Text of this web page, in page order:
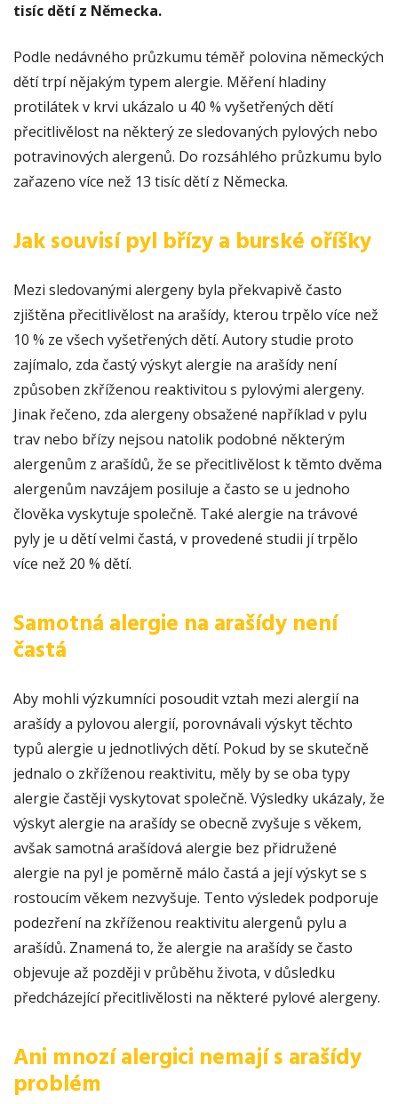
tisíc dětí z Německa.
Podle nedávného průzkumu téměř polovina německých
dětí trpí nějakým typem alergie. Měření hladiny
protilátek v krvi ukázalo u 40 % vyšetřených dětí
přecitlivělost na některý ze sledovaných pylových nebo
potravinových alergenů. Do rozsáhlého průzkumu bylo
zařazeno více než 13 tisíc dětí z Německa.
Jak souvisí pyl břízy a burské oříšky
Mezi sledovanými alergeny byla překvapivě často
zjištěna přecitlivělost na arašídy, kterou trpělo více než
10 % ze všech vyšetřených dětí. Autory studie proto
zajímalo, zda častý výskyt alergie na arašídy není
způsoben zkříženou reaktivitou s pylovými alergeny.
Jinak řečeno, zda alergeny obsažené například v pylu
trav nebo břízy nejsou natolik podobné některým
alergenům z arašídů, že se přecitlivělost k těmto dvěma
alergenům navzájem posiluje a často se u jednoho
člověka vyskytuje společně. Také alergie na trávové
pyly je u dětí velmi častá, v provedené studii jí trpělo
více než 20 % dětí.
Samotná alergie na arašídy není
častá
Aby mohli výzkumníci posoudit vztah mezi alergií na
arašídy a pylovou alergií, porovnávali výskyt těchto
typů alergie u jednotlivých dětí. Pokud by se skutečně
jednalo o zkříženou reaktivitu, měly by se oba typy
alergie častěji vyskytovat společně. Výsledky ukázaly, že
výskyt alergie na arašídy se obecně zvyšuje s věkem,
avšak samotná arašídová alergie bez přidružené
alergie na pyl je poměrně málo častá a její výskyt se s
rostoucím věkem nezvyšuje. Tento výsledek podporuje
podezření na zkříženou reaktivitu alergenů pylu a
arašídů. Znamená to, že alergie na arašídy se často
objevuje až později v průběhu života, v důsledku
předcházející přecitlivělosti na některé pylové alergeny.
Ani mnozí alergici nemají s arašídy
problém